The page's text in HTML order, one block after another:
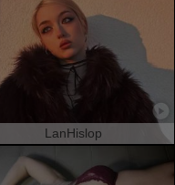
LanHislop